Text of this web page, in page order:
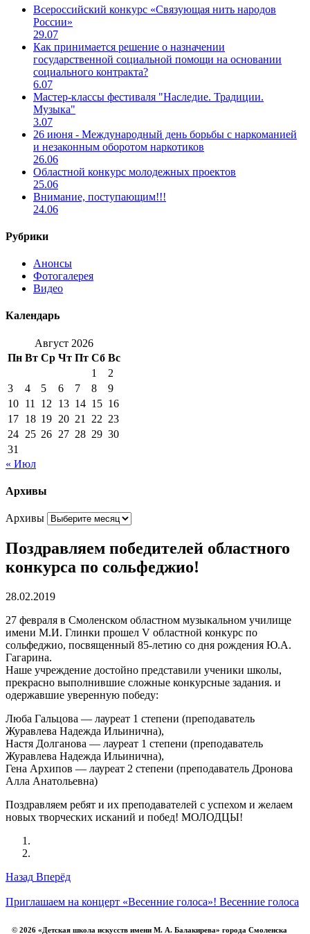
Всероссийский конкурс «Связующая нить народов
России»
29.07
Как принимается решение о назначении
государственной социальной помощи на основании
социального контракта?
6.07
Мастер-классы фестиваля "Наследие. Традиции.
Музыка"
3.07
26 июня - Международный день борьбы с наркоманией
и незаконным оборотом наркотиков
26.06
Областной конкурс молодежных проектов
25.06
Внимание, поступающим!!!
24.06
Рубрики
Анонсы
Фотогалерея
Видео
Календарь
Август 2026
Пн Вт Ср Чт Пт Сб Вс
1
2
3
4 5 6 7 8
9
10 11 12 13 14 15 16
17 18 19 20 21 22 23
24 25 26 27 28 29 30
31
« Июл
Архивы
Архивы
Поздравляем победителей областного
конкурса по сольфеджио!
28.02.2019
27 февраля в Смоленском областном музыкальном училище
имени М.И. Глинки прошел V областной конкурс по
сольфеджио, посвященный 85-летию со дня рождения Ю.А.
Гагарина.
Наше учреждение достойно представили ученики школы,
прекрасно выполнившие сложные конкурсные задания. и
одержавшие уверенную победу:
Люба Гальцова — лауреат 1 степени (преподаватель
Журавлева Надежда Ильинична),
Настя Долганова — лауреат 1 степени (преподаватель
Журавлева Надежда Ильинична),
Гена Архипов — лауреат 2 степени (преподаватель Дронова
Алла Анатольевна)
Поздравляем ребят и их преподавателей с успехом и желаем
новых творческих исканий и побед! МОЛОДЦЫ!
Назад Вперёд
Приглашаем на концерт «Весенние голоса»! Весенние голоса
© 2026 «Детская школа искусств имени М. А. Балакирева» города Смоленска